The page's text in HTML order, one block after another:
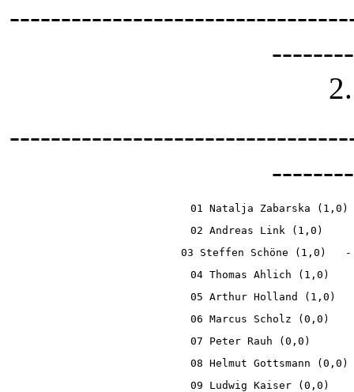
01 Natalja Zabarska
02 Andreas Link (1,0)
03 Steffen Schöne (1,0)
04 Thomas Ahlich
05 Arthur Holland (1,0)
06 Marcus Scholz
07 Peter Rauh (0,0)
08 Helmut Gottsmann
09 Ludwig Kaiser